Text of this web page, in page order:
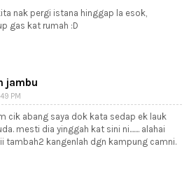
nak pergi istana hinggap la esok,
gas kat rumah :D
jambu
PM
cik abang saya dok kata sedap ek lauk
mesti dia yinggah kat sini ni....... alahai
tambah2 kangenlah dgn kampung camni.